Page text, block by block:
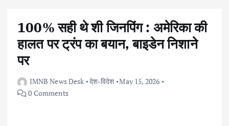
100% सही थे शी जिनपिंग : अमेरिका की
हालत पर ट्रंप का बयान, बाइडेन निशाने
पर
IMNB News Desk देश-विदेश May 15, 2026
0 Comments